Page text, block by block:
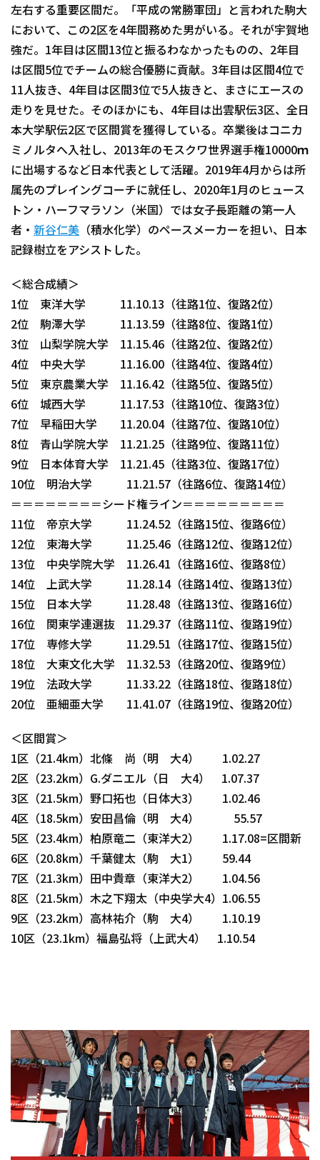
左右する重要区間だ。「平成の常勝軍団」と言われた駒大
において、この2区を4年間務めた男がいる。それが宇賀地
強だ。1年目は区間13位と振るわなかったものの、2年目
は区間5位でチームの総合優勝に貢献。3年目は区間4位で
11人抜き、4年目は区間3位で5人抜きと、まさにエースの
走りを見せた。そのほかにも、4年目は出雲駅伝3区、全日
本大学駅伝2区で区間賞を獲得している。卒業後はコニカ
ミノルタへ入社し、2013年のモスクワ世界選手権10000ｍ
に出場するなど日本代表として活躍。2019年4月からは所
属先のプレイングコーチに就任し、2020年1月のヒュース
トン・ハーフマラソン（米国）では女子長距離の第一人
者・ 新谷仁美 （積水化学）のペースメーカーを担い、日本
記録樹立をアシストした。
＜総合成績＞
1位 東洋大学 11.10.13（往路1位、復路2位）
2位 駒澤大学 11.13.59（往路8位、復路1位）
3位 山梨学院大学 11.15.46（往路2位、復路2位）
4位 中央大学 11.16.00（往路4位、復路4位）
5位 東京農業大学 11.16.42（往路5位、復路5位）
6位 城西大学 11.17.53（往路10位、復路3位）
7位 早稲田大学 11.20.04（往路7位、復路10位）
8位 青山学院大学 11.21.25（往路9位、復路11位）
9位 日本体育大学 11.21.45（往路3位、復路17位）
10位 明治大学 11.21.57（往路6位、復路14位）
＝＝＝＝＝＝＝＝シード権ライン＝＝＝＝＝＝＝＝＝
11位 帝京大学 11.24.52（往路15位、復路6位）
12位 東海大学 11.25.46（往路12位、復路12位）
13位 中央学院大学 11.26.41（往路16位、復路8位）
14位 上武大学 11.28.14（往路14位、復路13位）
15位 日本大学 11.28.48（往路13位、復路16位）
16位 関東学連選抜 11.29.37（往路11位、復路19位）
17位 専修大学 11.29.51（往路17位、復路15位）
18位 大東文化大学 11.32.53（往路20位、復路9位）
19位 法政大学 11.33.22（往路18位、復路18位）
20位 亜細亜大学 11.41.07（往路19位、復路20位）
＜区間賞＞
1区（21.4km）北條 尚（明 大4） 1.02.27
2区（23.2km）G.ダニエル（日 大4） 1.07.37
3区（21.5km）野口拓也（日体大3） 1.02.46
4区（18.5km）安田昌倫（明 大4） 55.57
5区（23.4km）柏原竜二（東洋大2） 1.17.08=区間新
6区（20.8km）千葉健太（駒 大1） 59.44
7区（21.3km）田中貴章（東洋大2） 1.04.56
8区（21.5km）木之下翔太（中央学大4）1.06.55
9区（23.2km）高林祐介（駒 大4） 1.10.19
10区（23.1km）福島弘将（上武大4） 1.10.54